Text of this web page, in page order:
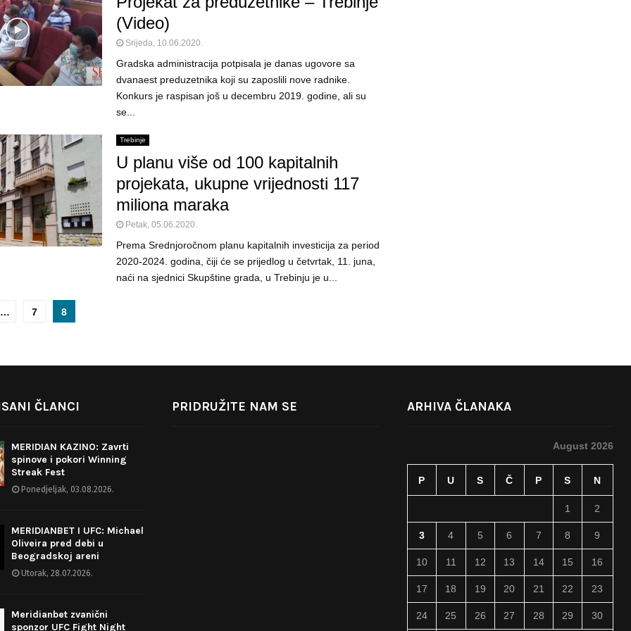
(Video)
Srijeda, 10.06.2020.
Gradska administracija potpisala je danas ugovore sa
dvanaest preduzetnika koji su zaposlili nove radnike.
Konkurs je raspisan još u decembru 2019. godine, ali su
se...
Trebinje
U planu više od 100 kapitalnih
projekata, ukupne vrijednosti 117
miliona maraka
Petak, 05.06.2020.
Prema Srednjoročnom planu kapitalnih investicija za period
2020-2024. godina, čiji će se prijedlog u četvrtak, 11. juna,
naći na sjednici Skupštine grada, u Trebinju je u...
… 7 8
ČLANCI
MERIDIAN KAZINO: Zavrti
spinove i pokori Winning
Streak Fest
Ponedjeljak, 03.08.2026.
MERIDIANBET I UFC: Michael
Oliveira pred debi u
Beogradskoj areni
Utorak, 28.07.2026.
Meridianbet zvanični
sponzor UFC Fight Night
PRIDRUŽITE NAM SE ARHIVA ČLANAKA
August 2026
P U S Č P S N
1 2
3 4 5 6 7 8 9
10 11 12 13 14 15 16
17 18 19 20 21 22 23
24 25 26 27 28 29 30